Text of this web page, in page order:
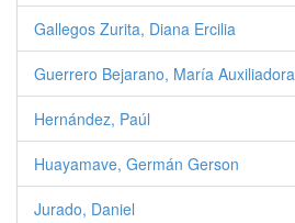
Gallegos Zurita, Diana Ercilia
Guerrero Bejarano, María Auxiliadora
Hernández, Paúl
Huayamave, Germán Gerson
Jurado, Daniel